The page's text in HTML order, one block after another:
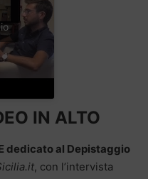
IN ALTO
dedicato al Depistaggio
, con l’intervista